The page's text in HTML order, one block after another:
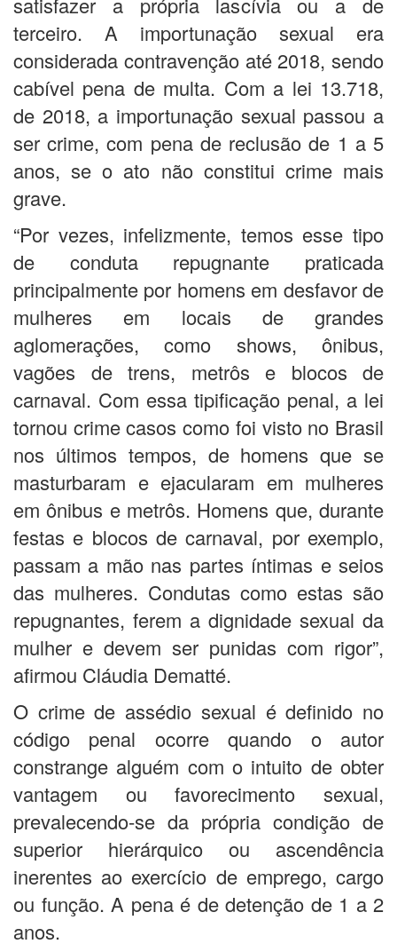
terceiro. A importunação sexual era
considerada contravenção até 2018, sendo
cabível pena de multa. Com a lei 13.718,
de 2018, a importunação sexual passou a
ser crime, com pena de reclusão de 1 a 5
anos, se o ato não constitui crime mais
grave.
“Por vezes, infelizmente, temos esse tipo
de conduta repugnante praticada
principalmente por homens em desfavor de
mulheres em locais de grandes
aglomerações, como shows, ônibus,
vagões de trens, metrôs e blocos de
carnaval. Com essa tipificação penal, a lei
tornou crime casos como foi visto no Brasil
nos últimos tempos, de homens que se
masturbaram e ejacularam em mulheres
em ônibus e metrôs. Homens que, durante
festas e blocos de carnaval, por exemplo,
passam a mão nas partes íntimas e seios
das mulheres. Condutas como estas são
repugnantes, ferem a dignidade sexual da
mulher e devem ser punidas com rigor”,
afirmou Cláudia Dematté.
O crime de assédio sexual é definido no
código penal ocorre quando o autor
constrange alguém com o intuito de obter
vantagem ou favorecimento sexual,
prevalecendo-se da própria condição de
superior hierárquico ou ascendência
inerentes ao exercício de emprego, cargo
ou função. A pena é de detenção de 1 a 2
anos.